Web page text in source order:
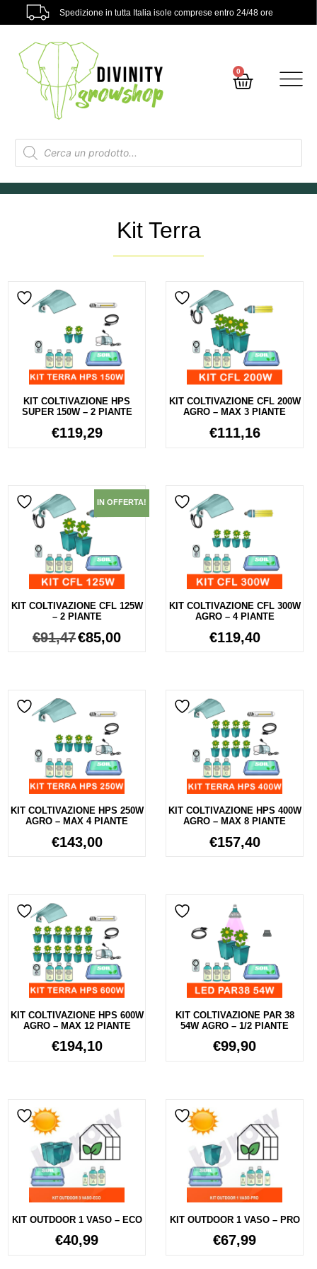
Spedizione in tutta Italia isole comprese entro 24/48 ore
0
Kit Terra
KIT COLTIVAZIONE HPS
SUPER 150W – 2 PIANTE
€119,29
KIT COLTIVAZIONE CFL 200W
AGRO – MAX 3 PIANTE
€111,16
IN OFFERTA!
KIT COLTIVAZIONE CFL 125W
– 2 PIANTE
€91,47€85,00
KIT COLTIVAZIONE CFL 300W
AGRO – 4 PIANTE
€119,40
KIT COLTIVAZIONE HPS 250W
AGRO – MAX 4 PIANTE
€143,00
KIT COLTIVAZIONE HPS 400W
AGRO – MAX 8 PIANTE
€157,40
KIT COLTIVAZIONE HPS 600W
AGRO – MAX 12 PIANTE
€194,10
KIT COLTIVAZIONE PAR 38
54W AGRO – 1/2 PIANTE
€99,90
KIT OUTDOOR 1 VASO – ECO
€40,99
KIT OUTDOOR 1 VASO – PRO
€67,99